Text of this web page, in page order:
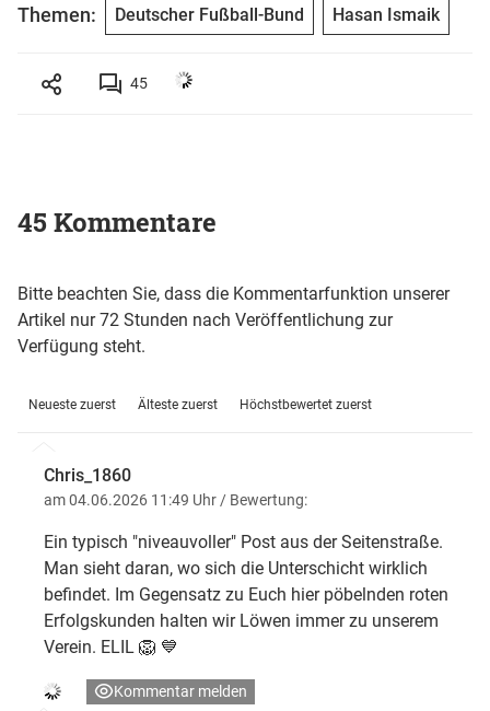
Themen: Deutscher Fußball-Bund Hasan Ismaik
45
45 Kommentare
Bitte beachten Sie, dass die Kommentarfunktion unserer
Artikel nur 72 Stunden nach Veröffentlichung zur
Verfügung steht.
Neueste zuerst Älteste zuerst Höchstbewertet zuerst
Chris_1860
am 04.06.2026 11:49 Uhr / Bewertung:
Ein typisch "niveauvoller" Post aus der Seitenstraße.
Man sieht daran, wo sich die Unterschicht wirklich
befindet. Im Gegensatz zu Euch hier pöbelnden roten
Erfolgskunden halten wir Löwen immer zu unserem
Verein. ELIL 🦁 💙
Kommentar melden